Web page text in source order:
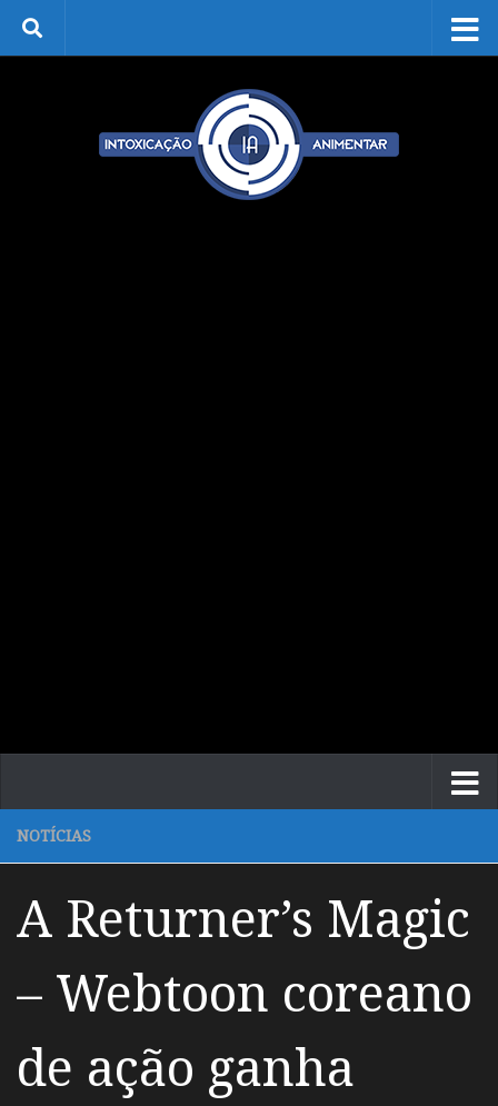
Skip to content
NOTÍCIAS
A Returner’s Magic
– Webtoon coreano
de ação ganha